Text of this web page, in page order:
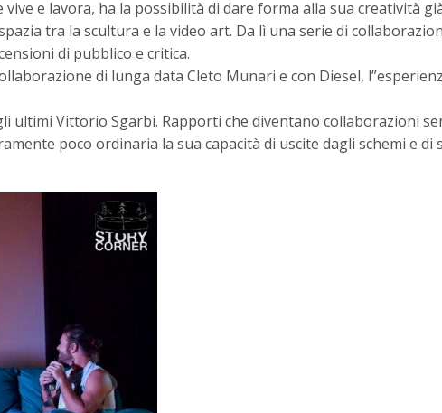
e lavora, ha la possibilità di dare forma alla sua creatività
tra la scultura e la video art. Da lì una serie di
di pubblico e critica.
di lunga data Cleto Munari e con Diesel,
ultimi Vittorio Sgarbi. Rapporti che diventano collaborazioni
poco ordinaria la sua capacità di uscite dagli schemi e